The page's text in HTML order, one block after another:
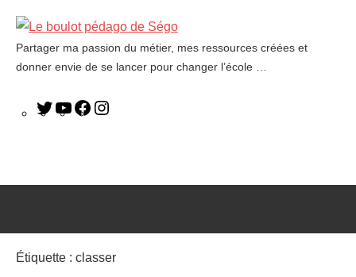
Le
boulot
Partager ma passion du métier, mes ressources créées et
donner envie de se lancer pour changer l’école …
Étiquette : classer